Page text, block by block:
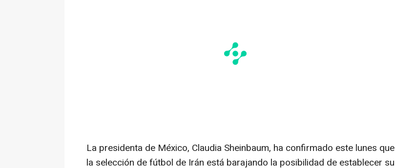
La presidenta de México, Claudia Sheinbaum, ha confirmado este lunes que
la selección de fútbol de Irán está barajando la posibilidad de establecer su